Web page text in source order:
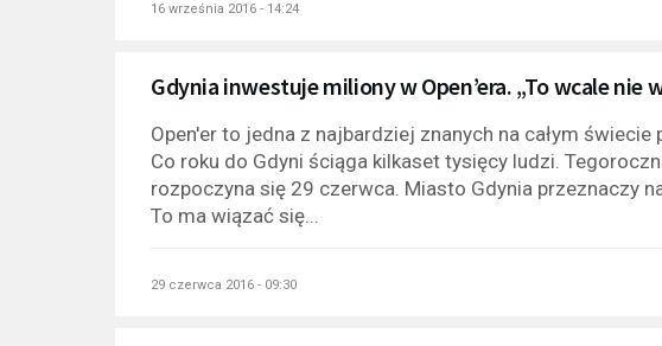
16 września 2016 - 14:24
Gdynia inwestuje miliony w Open’era. „To wcale nie
Open'er to jedna z najbardziej znanych na całym
Co roku do Gdyni ściąga kilkaset tysięcy ludzi.
rozpoczyna się 29 czerwca. Miasto Gdynia przeznaczy
To ma wiązać się...
29 czerwca 2016 - 09:30